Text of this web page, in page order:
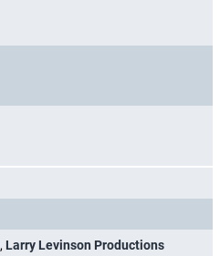
, Larry Levinson Productions